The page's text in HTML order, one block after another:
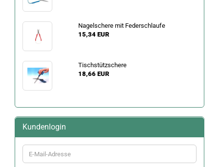
Nagelschere mit Federschlaufe
15,34 EUR
Tischstützschere
18,66 EUR
Kundenlogin
E-
Mail-